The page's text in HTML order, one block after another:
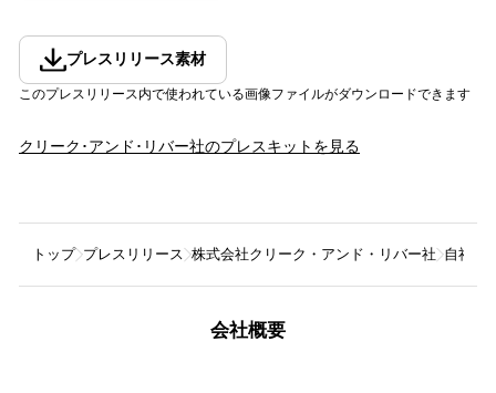
プレスリリース素材
このプレスリリース内で使われている画像ファイルがダウンロードできます
クリーク･アンド･リバー社のプレスキットを見る
トップ プレスリリース 株式会社クリーク・アンド・リバー社 自社撮
会社概要